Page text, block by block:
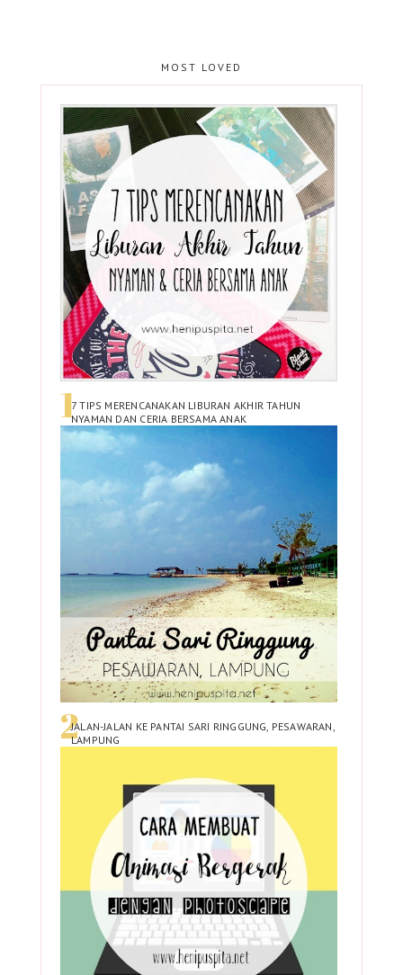
MOST LOVED
7 TIPS MERENCANAKAN LIBURAN AKHIR TAHUN
NYAMAN DAN CERIA BERSAMA ANAK
JALAN-JALAN KE PANTAI SARI RINGGUNG, PESAWARAN,
LAMPUNG